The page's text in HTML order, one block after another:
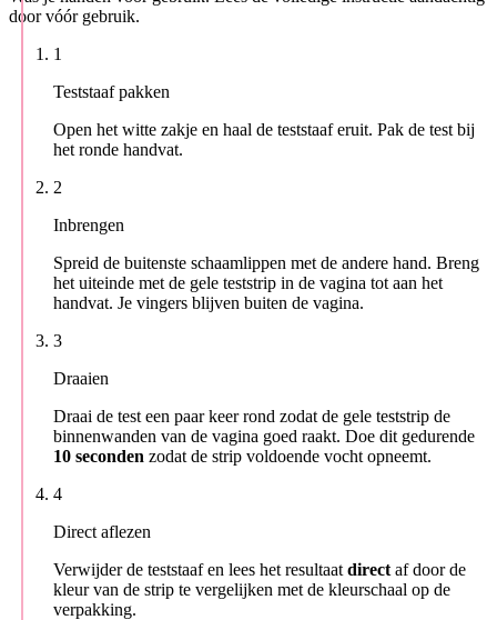
door vóór gebruik.
1
Teststaaf pakken
Open het witte zakje en haal de teststaaf eruit. Pak de test bij
het ronde handvat.
2
Inbrengen
Spreid de buitenste schaamlippen met de andere hand. Breng
het uiteinde met de gele teststrip in de vagina tot aan het
handvat. Je vingers blijven buiten de vagina.
3
Draaien
Draai de test een paar keer rond zodat de gele teststrip de
binnenwanden van de vagina goed raakt. Doe dit gedurende
10 seconden zodat de strip voldoende vocht opneemt.
4
Direct aflezen
Verwijder de teststaaf en lees het resultaat direct af door de
kleur van de strip te vergelijken met de kleurschaal op de
verpakking.